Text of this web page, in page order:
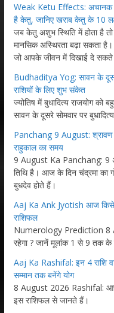
Weak Ketu Effects: अचानक
है केतु, जानिए खराब केतु के 10
जब केतु अशुभ स्थिति में होता है
मानसिक अस्थिरता बढ़ा सकता
जो आपके जीवन में दिखाई दे
Budhaditya Yog: सावन के दूसरे
राशियों के लिए शुभ संकेत
ज्योतिष में बुधादित्य राजयोग को
सावन के दूसरे सोमवार पर
Panchang 9 August: श्रावण
राहुकाल का समय
9 August Ka Panchang: 9
तिथि है। आज के दिन चंद्रमा का
बुधदेव होते हैं।
Aaj Ka Ank Jyotish आज किसे
राशिफल
Numerology Prediction 8
रहेगा ? जानें मूलांक 1 से 9 तक के
Aaj Ka Rashifal: इन 4 राशि
सम्मान तक बनेंगे योग
8 August 2026 Rashifal:
इस राशिफल से जानते हैं।